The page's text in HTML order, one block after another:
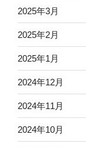
2025年3月
2025年2月
2025年1月
2024年12月
2024年11月
2024年10月